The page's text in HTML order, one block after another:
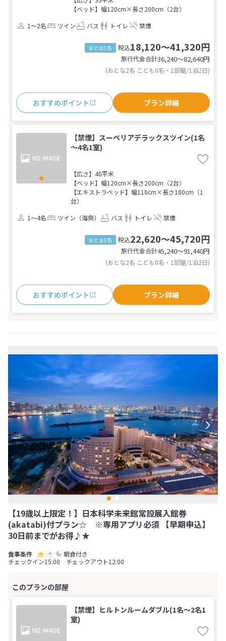
【ベッド】幅120cm×長さ200cm（2台）
1～2名
ツイン バス トイレ 禁煙
おとな1名 税込18,120～41,320円
旅行代金合計36,240〜82,640円
(おとな2名 こども0名・1部屋/1泊2日)
おすすめポイント プラン詳細
【禁煙】スーペリアデラックスツイン(1名
～4名1室)
【広さ】40平米
【ベッド】幅120cm×長さ200cm（2台）
【エキストラベッド】幅110cm×長さ180cm（1
台）
1～4名
ツイン（海側） バス トイレ 禁煙
おとな1名 税込22,620～45,720円
旅行代金合計45,240〜91,440円
(おとな2名 こども0名・1部屋/1泊2日)
おすすめポイント プラン詳細
【19歳以上限定！】日本科学未来館常設展入館券
(akatabi)付プラン☆ ※専用アプリ必須 【早期申込】
30日前までがお得♪★
朝食付き
チェックイン15:00 チェックアウト12:00
【禁煙】ヒルトンルームダブル(1名～2名1
室)